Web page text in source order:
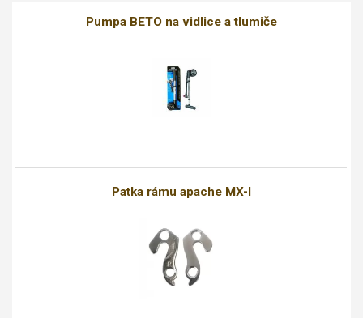
Pumpa BETO na vidlice a tlumiče
Patka rámu apache MX-I